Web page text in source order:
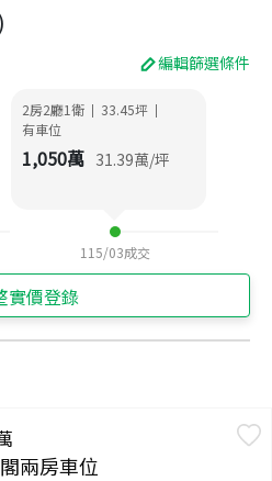
編輯篩選條件
2房2廳1衛 | 33.45坪 |
有車位
1,050萬 31.39萬/坪
115/03成交
實價登錄
兩房車位